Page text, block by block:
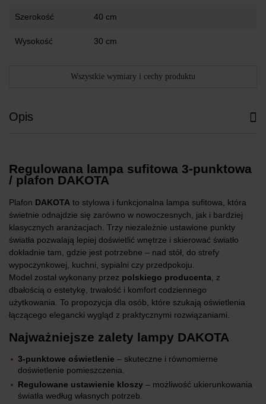
Szerokość 40 cm
Wysokość 30 cm
Wszystkie wymiary i cechy produktu
Opis
Regulowana lampa sufitowa 3-punktowa
/ plafon DAKOTA
Plafon DAKOTA to stylowa i funkcjonalna lampa sufitowa, która
świetnie odnajdzie się zarówno w nowoczesnych, jak i bardziej
klasycznych aranżacjach. Trzy niezależnie ustawione punkty
światła pozwalają lepiej doświetlić wnętrze i skierować światło
dokładnie tam, gdzie jest potrzebne – nad stół, do strefy
wypoczynkowej, kuchni, sypialni czy przedpokoju.
Model został wykonany przez polskiego producenta , z
dbałością o estetykę, trwałość i komfort codziennego
użytkowania. To propozycja dla osób, które szukają oświetlenia
łączącego elegancki wygląd z praktycznymi rozwiązaniami.
Najważniejsze zalety lampy DAKOTA
3-punktowe oświetlenie – skuteczne i równomierne
doświetlenie pomieszczenia.
Regulowane ustawienie kloszy – możliwość ukierunkowania
światła według własnych potrzeb.